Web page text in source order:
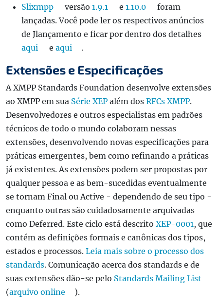
Slixmpp
versão 1.9.1 e 1.10.0
foram
lançadas. Você pode ler os respectivos anúncios
de Jlançamento e ficar por dentro dos detalhes
aqui
e aqui .
Extensões e Especificações
A XMPP Standards Foundation desenvolve extensões
ao XMPP em sua Série XEP além dos RFCs XMPP.
Desenvolvedores e outros especialistas em padrões
técnicos de todo o mundo colaboram nessas
extensões, desenvolvendo novas especificações para
práticas emergentes, bem como refinando a práticas
já existentes. As extensões podem ser propostas por
qualquer pessoa e as bem-sucedidas eventualmente
se tornam Final ou Active - dependendo de seu tipo -
enquanto outras são cuidadosamente arquivadas
como Deferred. Este ciclo está descrito XEP-0001, que
contém as definições formais e canônicas dos tipos,
estados e processos. Leia mais sobre o processo dos
standards. Comunicação acerca dos standards e de
suas extensões dão-se pelo Standards Mailing List
(arquivo online ).